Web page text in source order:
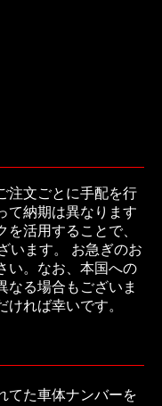
注文ごとに手配を行
て納期は異なります
活用することで、
います。 お急ぎのお
い。なお、本国への
なる場合もございま
れば幸いです。
てた車体ナンバーを